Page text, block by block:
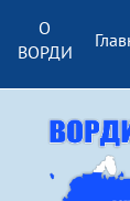
О
ВОРДИ